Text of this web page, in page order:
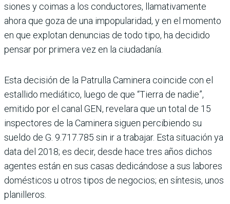
siones y coimas a los conducto­res, llamativamente
ahora que goza de una impopularidad, y en el momento
en que explo­tan denuncias de todo tipo, ha decidido
pensar por primera vez en la ciudadanía.
Esta decisión de la Patru­lla Caminera coincide con el
estallido mediático, luego de que “Tierra de nadie”,
emitido por el canal GEN, revelara que un total de 15
inspectores de la Caminera siguen percibiendo su
sueldo de G. 9.717.785 sin ir a trabajar. Esta situación ya
data del 2018; es decir, desde hace tres años dichos
agentes están en sus casas dedicándose a sus labores
domésticos u otros tipos de negocios; en síntesis, unos
planilleros.